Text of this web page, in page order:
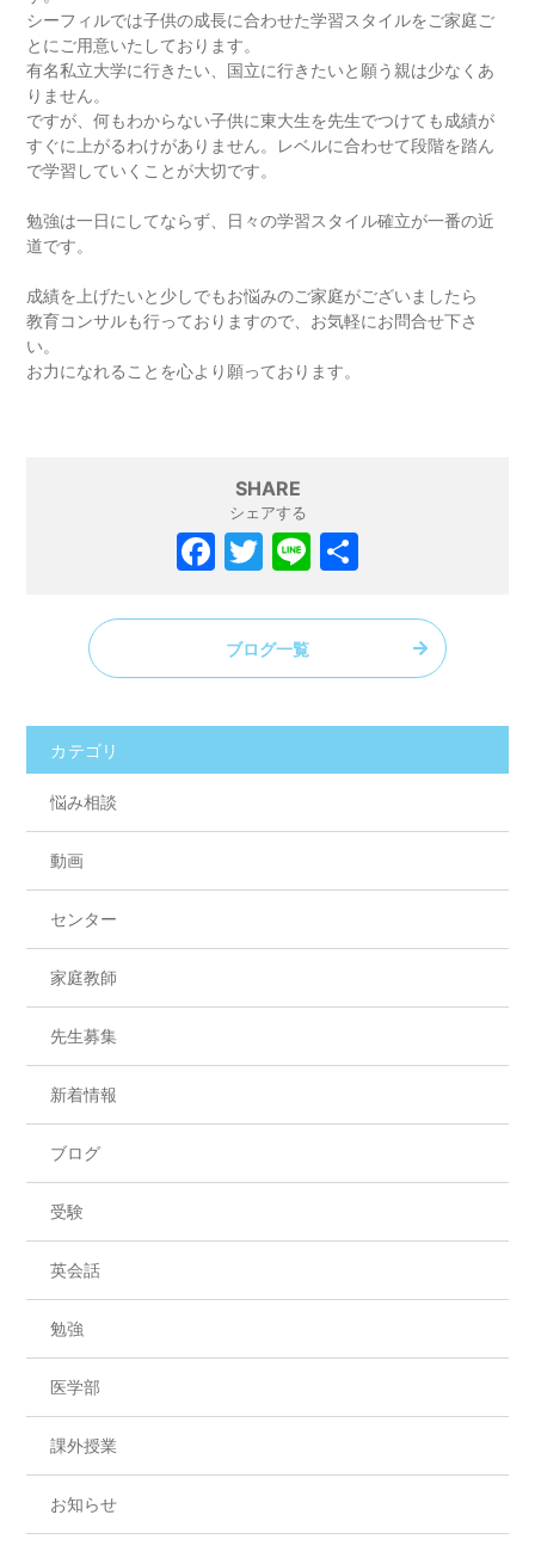
シーフィルでは子供の成長に合わせた学習スタイルをご家庭ご
とにご用意いたしております。
有名私立大学に行きたい、国立に行きたいと願う親は少なくあ
りません。
ですが、何もわからない子供に東大生を先生でつけても成績が
すぐに上がるわけがありません。レベルに合わせて段階を踏ん
で学習していくことが大切です。
勉強は一日にしてならず、日々の学習スタイル確立が一番の近
道です。
成績を上げたいと少しでもお悩みのご家庭がございましたら
教育コンサルも行っておりますので、お気軽にお問合せ下さ
い。
お力になれることを心より願っております。
SHARE
シェアする
F
c
e
o
o
k
T
itt
er
Li
e
ブログ一覧
カテゴリ
悩み相談
動画
センター
家庭教師
先生募集
新着情報
ブログ
受験
英会話
勉強
医学部
課外授業
お知らせ